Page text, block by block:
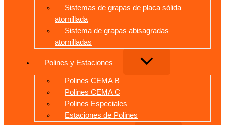
Sistemas de grapas de placa sólida
atornillada
Sistema de grapas abisagradas
atornilladas
Polines y Estaciones
Polines CEMA B
Polines CEMA C
Polines Especiales
Estaciones de Polines